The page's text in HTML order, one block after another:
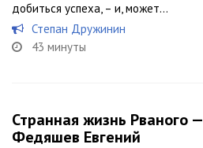
добиться успеха, – и, может...
Степан Дружинин
43 минуты
Странная жизнь Рваного —
Федяшев Евгений